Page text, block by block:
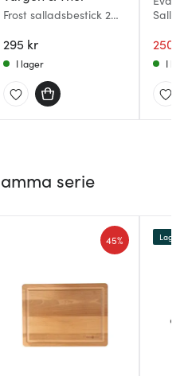
Frost salladsbestick 2
295 kr
I lager
250
I
serie
45%